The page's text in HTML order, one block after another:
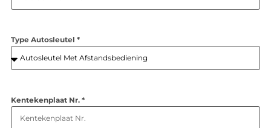
Type Autosleutel *
Kentekenplaat Nr. *